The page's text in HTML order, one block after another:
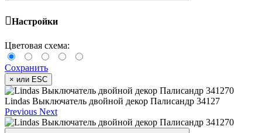
Настройки
Цветовая схема:
Сохранить
× или ESC
Lindas Выключатель двойной декор Палисандр 34127
Previous Next